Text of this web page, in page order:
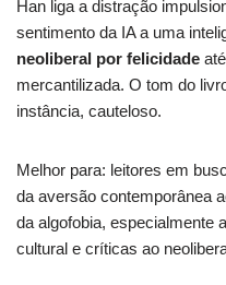
Han liga a distração
sentimento da IA a uma
neoliberal por felicidade
mercantilizada. O tom do
instância, cauteloso.
Melhor para: leitores em
da aversão contemporânea
da algofobia, especialmente
cultural e críticas ao